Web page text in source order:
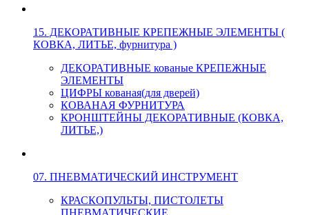
15. ДЕКОРАТИВНЫЕ КРЕПЕЖНЫЕ ЭЛЕМЕНТЫ (
КОВКА, ЛИТЬЕ, фурнитура )
ДЕКОРАТИВНЫЕ кованые КРЕПЕЖНЫЕ
ЭЛЕМЕНТЫ
ЦИФРЫ кованая(для дверей)
КОВАНАЯ ФУРНИТУРА
КРОНШТЕЙНЫ ДЕКОРАТИВНЫЕ (КОВКА,
ЛИТЬЕ,)
07. ПНЕВМАТИЧЕСКИЙ ИНСТРУМЕНТ
КРАСКОПУЛЬТЫ, ПИСТОЛЕТЫ
ПНЕВМАТИЧЕСКИЕ